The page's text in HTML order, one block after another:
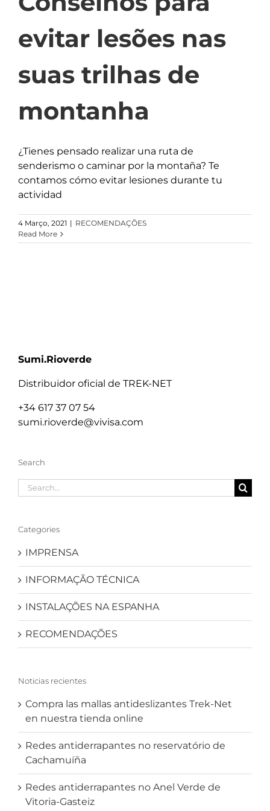
evitar lesões nas
suas trilhas de
montanha
¿Tienes pensado realizar una ruta de
senderismo o caminar por la montaña? Te
contamos cómo evitar lesiones durante tu
actividad
4 Março, 2021 | RECOMENDAÇÕES
Read More
Sumi.Rioverde
Distribuidor oficial de TREK-NET
+34 617 37 07 54
sumi.rioverde@vivisa.com
Search
Search
for:
Categories
IMPRENSA
INFORMAÇÃO TÉCNICA
INSTALAÇÕES NA ESPANHA
RECOMENDAÇÕES
Noticias recientes
Compra las mallas antideslizantes Trek-Net
en nuestra tienda online
Redes antiderrapantes no reservatório de
Cachamuíña
Redes antiderrapantes no Anel Verde de
Vitoria-Gasteiz